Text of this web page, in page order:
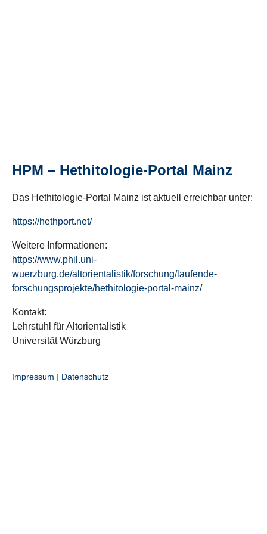
HPM – Hethitologie-Portal Mainz
Das Hethitologie-Portal Mainz ist aktuell erreichbar unter:
https://hethport.net/
Weitere Informationen:
https://www.phil.uni-
wuerzburg.de/altorientalistik/forschung/laufende-
forschungsprojekte/hethitologie-portal-mainz/
Kontakt:
Lehrstuhl für Altorientalistik
Universität Würzburg
Impressum | Datenschutz